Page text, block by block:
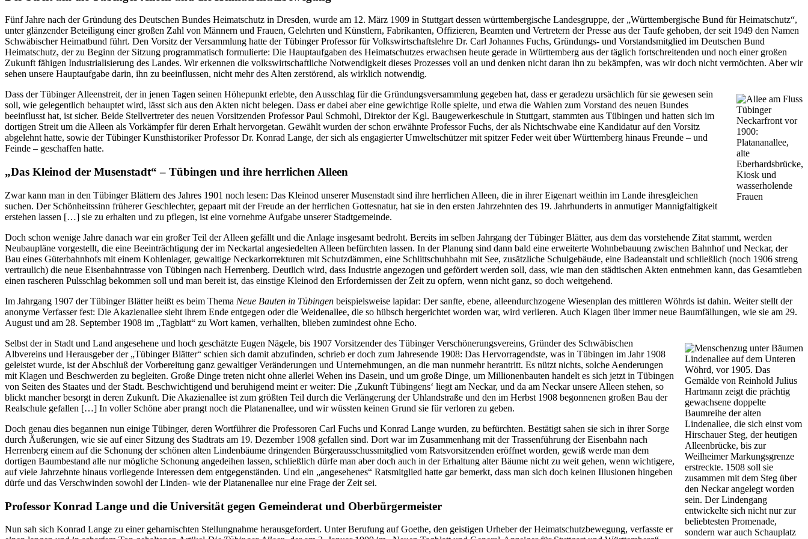
Fünf Jahre nach der Gründung des Deutschen Bundes Heimatschutz in Dresden, wurde am 12. März 1909 in Stuttgart dessen württembergische Landesgruppe, der „Württembergische Bund für Heimatschutz“,
unter glänzender Beteiligung einer großen Zahl von Männern und Frauen, Gelehrten und Künstlern, Fabrikanten, Offizieren, Beamten und Vertretern der Presse aus der Taufe gehoben, der seit 1949 den Namen
Schwäbischer Heimatbund führt. Den Vorsitz der Versammlung hatte der Tübinger Professor für Volkswirtschaftslehre Dr. Carl Johannes Fuchs, Gründungs- und Vorstandsmitglied im Deutschen Bund
Heimatschutz, der zu Beginn der Sitzung programmatisch formulierte: Die Hauptaufgaben des Heimatschutzes erwachsen heute gerade in Württemberg aus der täglich fortschreitenden und noch einer großen
Zukunft fähigen Industrialisierung des Landes. Wir erkennen die volkswirtschaftliche Notwendigkeit dieses Prozesses voll an und denken nicht daran ihn zu bekämpfen, was wir doch nicht vermöchten. Aber wir
sehen unsere Hauptaufgabe darin, ihn zu beeinflussen, nicht mehr des Alten zerstörend, als wirklich notwendig.
Tübinger
Neckarfront vor
1900:
Platananallee,
alte
Eberhardsbrücke,
Kiosk und
wasserholende
Frauen
Dass der Tübinger Alleenstreit, der in jenen Tagen seinen Höhepunkt erlebte, den Ausschlag für die Gründungsversammlung gegeben hat, dass er geradezu ursächlich für sie gewesen sein
soll, wie gelegentlich behauptet wird, lässt sich aus den Akten nicht belegen. Dass er dabei aber eine gewichtige Rolle spielte, und etwa die Wahlen zum Vorstand des neuen Bundes
beeinflusst hat, ist sicher. Beide Stellvertreter des neuen Vorsitzenden Professor Paul Schmohl, Direktor der Kgl. Baugewerkeschule in Stuttgart, stammten aus Tübingen und hatten sich im
dortigen Streit um die Alleen als Vorkämpfer für deren Erhalt hervorgetan. Gewählt wurden der schon erwähnte Professor Fuchs, der als Nichtschwabe eine Kandidatur auf den Vorsitz
abgelehnt hatte, sowie der Tübinger Kunsthistoriker Professor Dr. Konrad Lange, der sich als engagierter Umweltschützer mit spitzer Feder weit über Württemberg hinaus Freunde – und
Feinde – geschaffen hatte.
„Das Kleinod der Musenstadt“ – Tübingen und ihre herrlichen Alleen
Zwar kann man in den Tübinger Blättern des Jahres 1901 noch lesen: Das Kleinod unserer Musenstadt sind ihre herrlichen Alleen, die in ihrer Eigenart weithin im Lande ihresgleichen
suchen. Der Schönheitssinn früherer Geschlechter, gepaart mit der Freude an der herrlichen Gottesnatur, hat sie in den ersten Jahrzehnten des 19. Jahrhunderts in anmutiger Mannigfaltigkeit
erstehen lassen […] sie zu erhalten und zu pflegen, ist eine vornehme Aufgabe unserer Stadtgemeinde.
Doch schon wenige Jahre danach war ein großer Teil der Alleen gefällt und die Anlage insgesamt bedroht. Bereits im selben Jahrgang der Tübinger Blätter, aus dem das vorstehende Zitat stammt, werden
Neubaupläne vorgestellt, die eine Beeinträchtigung der im Neckartal angesiedelten Alleen befürchten lassen. In der Planung sind dann bald eine erweiterte Wohnbebauung zwischen Bahnhof und Neckar, der
Bau eines Güterbahnhofs mit einem Kohlenlager, gewaltige Neckarkorrekturen mit Schutzdämmen, eine Schlittschuhbahn mit See, zusätzliche Schulgebäude, eine Badeanstalt und schließlich (noch 1906 streng
vertraulich) die neue Eisenbahntrasse von Tübingen nach Herrenberg. Deutlich wird, dass Industrie angezogen und gefördert werden soll, dass, wie man den städtischen Akten entnehmen kann, das Gesamtleben
einen rascheren Pulsschlag bekommen soll und man bereit ist, das einstige Kleinod den Erfordernissen der Zeit zu opfern, wenn nicht ganz, so doch weitgehend.
Im Jahrgang 1907 der Tübinger Blätter heißt es beim Thema Neue Bauten in Tübingen beispielsweise lapidar: Der sanfte, ebene, alleendurchzogene Wiesenplan des mittleren Wöhrds ist dahin. Weiter stellt der
anonyme Verfasser fest: Die Akazienallee sieht ihrem Ende entgegen oder die Weidenallee, die so hübsch hergerichtet worden war, wird verlieren. Auch Klagen über immer neue Baumfällungen, wie sie am 29.
August und am 28. September 1908 im „Tagblatt“ zu Wort kamen, verhallten, blieben zumindest ohne Echo.
Lindenallee auf dem Unteren
Wöhrd, vor 1905. Das
Gemälde von Reinhold Julius
Hartmann zeigt die prächtig
gewachsene doppelte
Baumreihe der alten
Lindenallee, die sich einst vom
Hirschauer Steg, der heutigen
Alleenbrücke, bis zur
Weilheimer Markungsgrenze
erstreckte. 1508 soll sie
zusammen mit dem Steg über
den Neckar angelegt worden
sein. Der Lindengang
entwickelte sich nicht nur zur
beliebtesten Promenade,
sondern war auch Schauplatz
Selbst der in Stadt und Land angesehene und hoch geschätzte Eugen Nägele, bis 1907 Vorsitzender des Tübinger Verschönerungsvereins, Gründer des Schwäbischen
Albvereins und Herausgeber der „Tübinger Blätter“ schien sich damit abzufinden, schrieb er doch zum Jahresende 1908: Das Hervorragendste, was in Tübingen im Jahr 1908
geleistet wurde, ist der Abschluß der Vorbereitung ganz gewaltiger Veränderungen und Unternehmungen, an die man nunmehr herantritt. Es nützt nichts, solche Aenderungen
mit Klagen und Beschwerden zu begleiten. Große Dinge treten nicht ohne allerlei Wehen ins Dasein, und um große Dinge, um Millionenbauten handelt es sich jetzt in Tübingen
von Seiten des Staates und der Stadt. Beschwichtigend und beruhigend meint er weiter: Die ‚Zukunft Tübingens‘ liegt am Neckar, und da am Neckar unsere Alleen stehen, so
blickt mancher besorgt in deren Zukunft. Die Akazienallee ist zum größten Teil durch die Verlängerung der Uhlandstraße und den im Herbst 1908 begonnenen großen Bau der
Realschule gefallen […] In voller Schöne aber prangt noch die Platanenallee, und wir wüssten keinen Grund sie für verloren zu geben.
Doch genau dies begannen nun einige Tübinger, deren Wortführer die Professoren Carl Fuchs und Konrad Lange wurden, zu befürchten. Bestätigt sahen sie sich in ihrer Sorge
durch Äußerungen, wie sie auf einer Sitzung des Stadtrats am 19. Dezember 1908 gefallen sind. Dort war im Zusammenhang mit der Trassenführung der Eisenbahn nach
Herrenberg einem auf die Schonung der schönen alten Lindenbäume dringenden Bürgerausschussmitglied vom Ratsvorsitzenden eröffnet worden, gewiß werde man dem
dortigen Baumbestand alle nur mögliche Schonung angedeihen lassen, schließlich dürfe man aber doch auch in der Erhaltung alter Bäume nicht zu weit gehen, wenn wichtigere,
auf viele Jahrzehnte hinaus vorliegende Interessen dem entgegenständen. Und ein „angesehenes“ Ratsmitglied hatte gar bemerkt, dass man sich doch keinen Illusionen hingeben
dürfe und das Verschwinden sowohl der Linden- wie der Platanenallee nur eine Frage der Zeit sei.
Professor Konrad Lange und die Universität gegen Gemeinderat und Oberbürgermeister
Nun sah sich Konrad Lange zu einer geharnischten Stellungnahme herausgefordert. Unter Berufung auf Goethe, den geistigen Urheber der Heimatschutzbewegung, verfasste er